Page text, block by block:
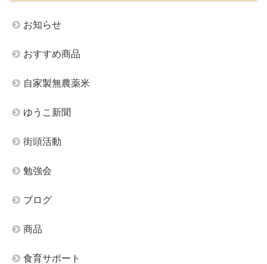
お知らせ
おすすめ商品
自家製無農薬米
ゆうこ新聞
街頭活動
勉強会
ブログ
商品
食育サポート